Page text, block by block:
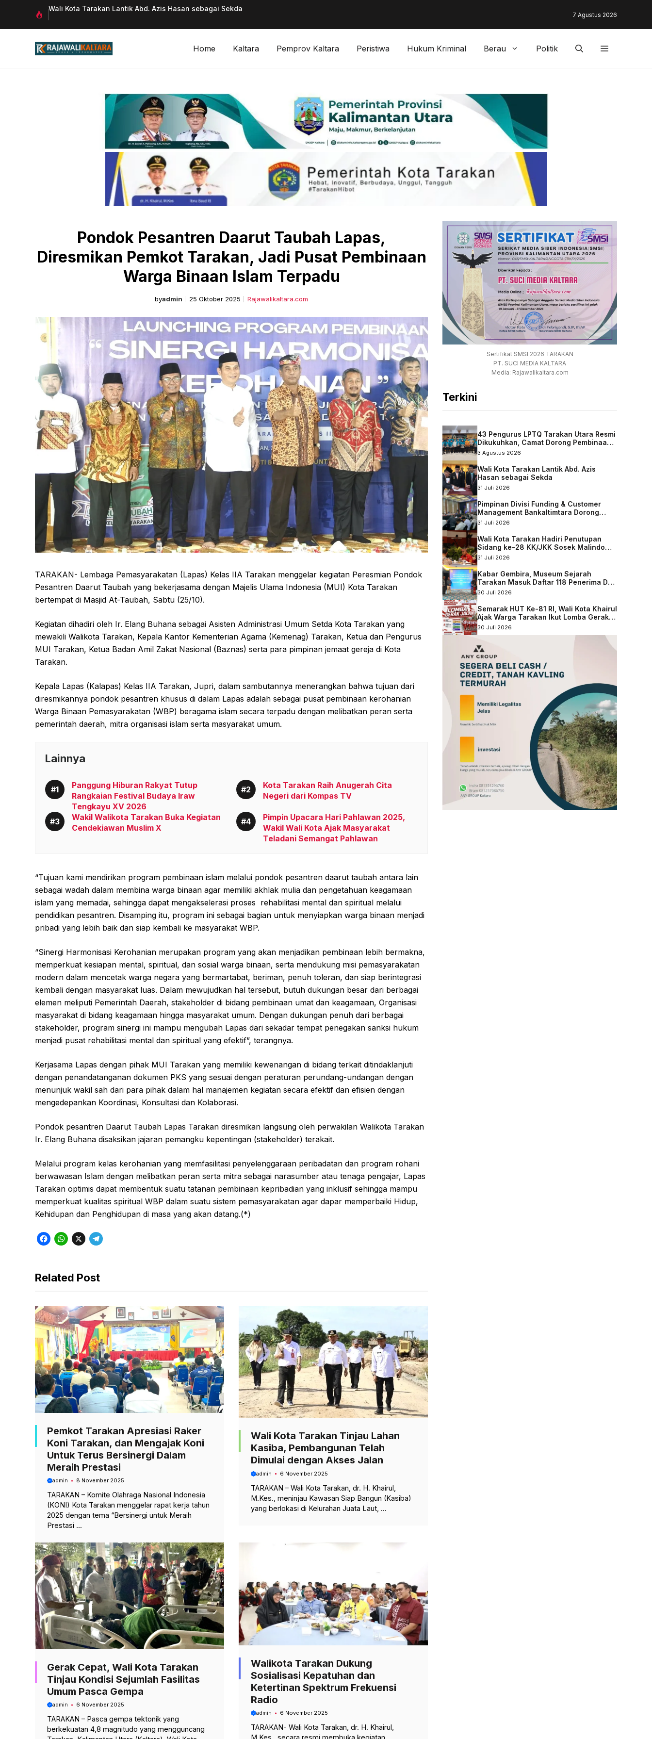
isi
Wali Kota Tarakan Lantik Abd. Azis Hasan sebagai Sekda
7 Agustus 2026
Home Kaltara Pemprov Kaltara Peristiwa Hukum Kriminal Berau Politik
Pondok Pesantren Daarut Taubah Lapas,
Diresmikan Pemkot Tarakan, Jadi Pusat Pembinaan
Warga Binaan Islam Terpadu
byadmin 25 Oktober 2025 Rajawalikaltara.com
TARAKAN- Lembaga Pemasyarakatan (Lapas) Kelas IIA Tarakan menggelar kegiatan Peresmian Pondok
Pesantren Daarut Taubah yang bekerjasama dengan Majelis Ulama Indonesia (MUI) Kota Tarakan
bertempat di Masjid At-Taubah, Sabtu (25/10).
Kegiatan dihadiri oleh Ir. Elang Buhana sebagai Asisten Administrasi Umum Setda Kota Tarakan yang
mewakili Walikota Tarakan, Kepala Kantor Kementerian Agama (Kemenag) Tarakan, Ketua dan Pengurus
MUI Tarakan, Ketua Badan Amil Zakat Nasional (Baznas) serta para pimpinan jemaat gereja di Kota
Tarakan.
Kepala Lapas (Kalapas) Kelas IIA Tarakan, Jupri, dalam sambutannya menerangkan bahwa tujuan dari
diresmikannya pondok pesantren khusus di dalam Lapas adalah sebagai pusat pembinaan kerohanian
Warga Binaan Pemasyarakatan (WBP) beragama islam secara terpadu dengan melibatkan peran serta
pemerintah daerah, mitra organisasi islam serta masyarakat umum.
Lainnya
Panggung Hiburan Rakyat Tutup
Rangkaian Festival Budaya Iraw
Tengkayu XV 2026
Kota Tarakan Raih Anugerah Cita
Negeri dari Kompas TV
Wakil Walikota Tarakan Buka Kegiatan
Cendekiawan Muslim X
Pimpin Upacara Hari Pahlawan 2025,
Wakil Wali Kota Ajak Masyarakat
Teladani Semangat Pahlawan
“Tujuan kami mendirikan program pembinaan islam melalui pondok pesantren daarut taubah antara lain
sebagai wadah dalam membina warga binaan agar memiliki akhlak mulia dan pengetahuan keagamaan
islam yang memadai, sehingga dapat mengakselerasi proses rehabilitasi mental dan spiritual melalui
pendidikan pesantren. Disamping itu, program ini sebagai bagian untuk menyiapkan warga binaan menjadi
pribadi yang lebih baik dan siap kembali ke masyarakat WBP.
“Sinergi Harmonisasi Kerohanian merupakan program yang akan menjadikan pembinaan lebih bermakna,
memperkuat kesiapan mental, spiritual, dan sosial warga binaan, serta mendukung misi pemasyarakatan
modern dalam mencetak warga negara yang bermartabat, beriman, penuh toleran, dan siap berintegrasi
kembali dengan masyarakat luas. Dalam mewujudkan hal tersebut, butuh dukungan besar dari berbagai
elemen meliputi Pemerintah Daerah, stakeholder di bidang pembinaan umat dan keagamaan, Organisasi
masyarakat di bidang keagamaan hingga masyarakat umum. Dengan dukungan penuh dari berbagai
stakeholder, program sinergi ini mampu mengubah Lapas dari sekadar tempat penegakan sanksi hukum
menjadi pusat rehabilitasi mental dan spiritual yang efektif”, terangnya.
Kerjasama Lapas dengan pihak MUI Tarakan yang memiliki kewenangan di bidang terkait ditindaklanjuti
dengan penandatanganan dokumen PKS yang sesuai dengan peraturan perundang-undangan dengan
menunjuk wakil sah dari para pihak dalam hal manajemen kegiatan secara efektif dan efisien dengan
mengedepankan Koordinasi, Konsultasi dan Kolaborasi.
Pondok pesantren Daarut Taubah Lapas Tarakan diresmikan langsung oleh perwakilan Walikota Tarakan
Ir. Elang Buhana disaksikan jajaran pemangku kepentingan (stakeholder) terakait.
Melalui program kelas kerohanian yang memfasilitasi penyelenggaraan peribadatan dan program rohani
berwawasan Islam dengan melibatkan peran serta mitra sebagai narasumber atau tenaga pengajar, Lapas
Tarakan optimis dapat membentuk suatu tatanan pembinaan kepribadian yang inklusif sehingga mampu
memperkuat kualitas spiritual WBP dalam suatu sistem pemasyarakatan agar dapar memperbaiki Hidup,
Kehidupan dan Penghidupan di masa yang akan datang.(*)
F
e
o
o
k
W
t
A
p
p
X
T
e
r
a
m
Related Post
Pemkot Tarakan Apresiasi Raker
Koni Tarakan, dan Mengajak Koni
Untuk Terus Bersinergi Dalam
Meraih Prestasi
admin 8 November 2025
TARAKAN – Komite Olahraga Nasional Indonesia
(KONI) Kota Tarakan menggelar rapat kerja tahun
2025 dengan tema “Bersinergi untuk Meraih
Prestasi ...
Wali Kota Tarakan Tinjau Lahan
Kasiba, Pembangunan Telah
Dimulai dengan Akses Jalan
admin 6 November 2025
TARAKAN – Wali Kota Tarakan, dr. H. Khairul,
M.Kes., meninjau Kawasan Siap Bangun (Kasiba)
yang berlokasi di Kelurahan Juata Laut, ...
Gerak Cepat, Wali Kota Tarakan
Tinjau Kondisi Sejumlah Fasilitas
Umum Pasca Gempa
admin 6 November 2025
TARAKAN – Pasca gempa tektonik yang
berkekuatan 4,8 magnitudo yang mengguncang
Walikota Tarakan Dukung
Sosialisasi Kepatuhan dan
Ketertinan Spektrum Frekuensi
Radio
admin 6 November 2025
TARAKAN- Wali Kota Tarakan, dr. H. Khairul,
Sertifikat SMSI 2026 TARAKAN
PT. SUCI MEDIA KALTARA
Media: Rajawalikaltara.com
Terkini
43 Pengurus LPTQ Tarakan Utara Resmi
Dikukuhkan, Camat Dorong Pembinaan
Qurani Berkelanjutan
3 Agustus 2026
Wali Kota Tarakan Lantik Abd. Azis
Hasan sebagai Sekda
31 Juli 2026
Pimpinan Divisi Funding & Customer
Management Bankaltimtara Dorong
Percepatan Digitalisasi Keuangan di
31 Juli 2026
Wali Kota Tarakan Hadiri Penutupan
Sidang ke-28 KK/JKK Sosek Malindo
Tingkat Kaltara–Sabah
31 Juli 2026
Kabar Gembira, Museum Sejarah
Tarakan Masuk Daftar 118 Penerima DAK
Nonfisik 2027
30 Juli 2026
Semarak HUT Ke-81 RI, Wali Kota Khairul
Ajak Warga Tarakan Ikut Lomba Gerak
Jalan
30 Juli 2026